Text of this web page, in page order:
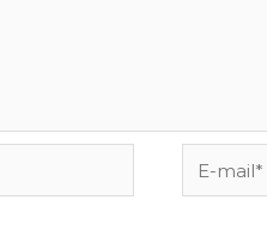
E-
mail*